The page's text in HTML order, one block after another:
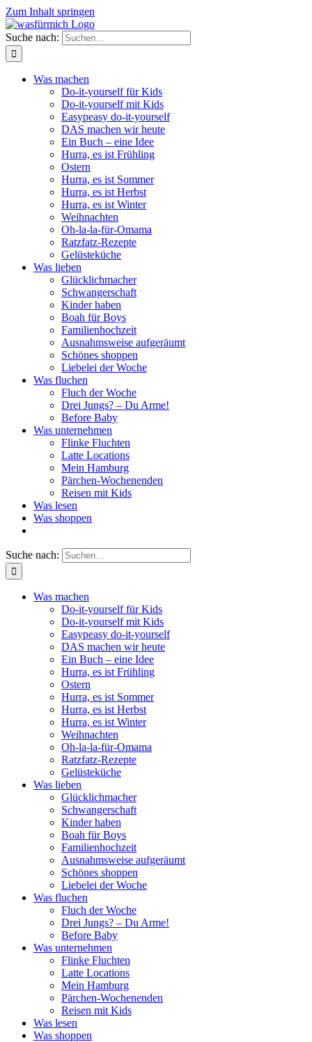
Zum Inhalt springen
Suche nach:
Was machen
Do-it-yourself für Kids
Do-it-yourself mit Kids
Easypeasy do-it-yourself
DAS machen wir heute
Ein Buch – eine Idee
Hurra, es ist Frühling
Ostern
Hurra, es ist Sommer
Hurra, es ist Herbst
Hurra, es ist Winter
Weihnachten
Oh-la-la-für-Omama
Ratzfatz-Rezepte
Gelüsteküche
Was lieben
Glücklichmacher
Schwangerschaft
Kinder haben
Boah für Boys
Familienhochzeit
Ausnahmsweise aufgeräumt
Schönes shoppen
Liebelei der Woche
Was fluchen
Fluch der Woche
Drei Jungs? – Du Arme!
Before Baby
Was unternehmen
Flinke Fluchten
Latte Locations
Mein Hamburg
Pärchen-Wochenenden
Reisen mit Kids
Was lesen
Was shoppen
Suche nach:
Was machen
Do-it-yourself für Kids
Do-it-yourself mit Kids
Easypeasy do-it-yourself
DAS machen wir heute
Ein Buch – eine Idee
Hurra, es ist Frühling
Ostern
Hurra, es ist Sommer
Hurra, es ist Herbst
Hurra, es ist Winter
Weihnachten
Oh-la-la-für-Omama
Ratzfatz-Rezepte
Gelüsteküche
Was lieben
Glücklichmacher
Schwangerschaft
Kinder haben
Boah für Boys
Familienhochzeit
Ausnahmsweise aufgeräumt
Schönes shoppen
Liebelei der Woche
Was fluchen
Fluch der Woche
Drei Jungs? – Du Arme!
Before Baby
Was unternehmen
Flinke Fluchten
Latte Locations
Mein Hamburg
Pärchen-Wochenenden
Reisen mit Kids
Was lesen
Was shoppen